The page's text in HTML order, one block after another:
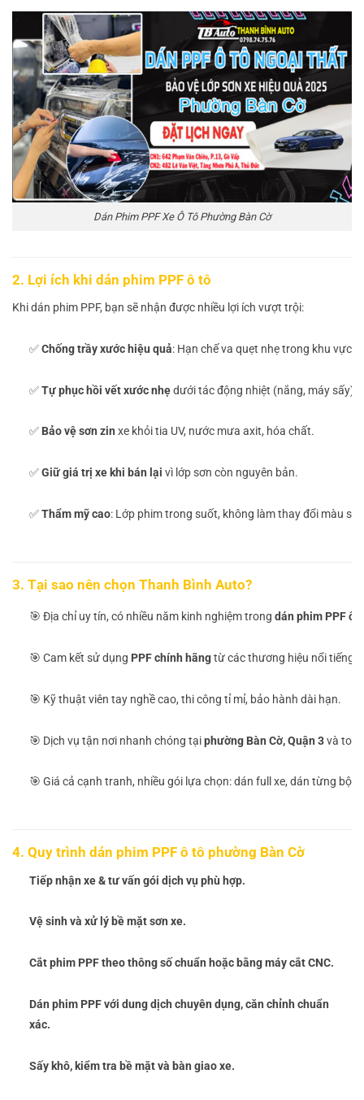
Dán Phim PPF Xe Ô Tô Phường Bàn Cờ
2. Lợi ích khi dán phim PPF ô tô
Khi dán phim PPF, bạn sẽ nhận được nhiều lợi ích vượt trội:
✅Chống trầy xước hiệu quả: Hạn chế va quẹt nhẹ trong khu vực
✅Tự phục hồi vết xước nhẹdưới tác động nhiệt (nắng, máy sấy).
✅ Bảo vệ sơn zin xe khỏi tia UV, nước mưa axit, hóa chất.
✅Giữ giá trị xe khi bán lại vì lớp sơn còn nguyên bản.
✅Thẩm mỹ cao: Lớp phim trong suốt, không làm thay đổi màu
3. Tại sao nên chọn Thanh Bình Auto?
🎯 Địa chỉ uy tín, có nhiều năm kinh nghiệm trong dán phim PPF ô
🎯 Cam kết sử dụng PPF chính hãngtừ các thương hiệu nổi tiếng:
🎯 Kỹ thuật viên tay nghề cao, thi công tỉ mỉ, bảo hành dài hạn.
🎯 Dịch vụ tận nơi nhanh chóng tạiphường Bàn Cờ, Quận 3và
🎯 Giá cả cạnh tranh, nhiều gói lựa chọn: dán full xe, dán từng bộ
4. Quy trình dán phim PPF ô tô phường Bàn Cờ
Tiếp nhận xe & tư vấn gói dịch vụ phù hợp.
Vệ sinh và xử lý bề mặt sơn xe.
Cắt phim PPF theo thông số chuẩn hoặc bằng máy cắt CNC.
Dán phim PPF với dung dịch chuyên dụng, căn chỉnh chuẩn
xác.
Sấy khô, kiểm tra bề mặt và bàn giao xe.